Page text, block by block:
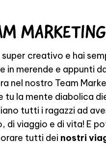
MARKETING
super creativo e hai
in merende e appunti
nel nostro Team
tu la mente diabolica
tutti i ragazzi ad
di viaggio e di vita! E
tutti dei nostri